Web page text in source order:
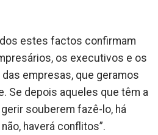
estes factos confirmam
os executivos e os
empresas, que geramos
Se depois aqueles que têm a
souberem fazê-lo, há
haverá conflitos”.